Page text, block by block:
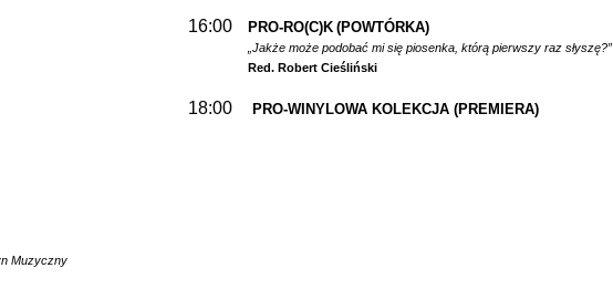
16:00 PRO-RO(C)K (POWTÓRKA)
„Jakże może podobać mi się piosenka, którą pierwszy raz słyszę?”
Red. Robert Cieśliński
18:00 PRO-WINYLOWA KOLEKCJA (PREMIERA)
Muzyczny